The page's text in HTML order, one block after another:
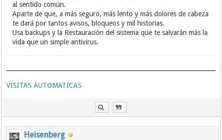
al sentido común.
Aparte de que, a más seguro, más lento y más dolores de cabeza
te dará por tantos avisos, bloqueos y mil historias.
Usa backups y la Restauración del sistema que te salvarán más la
vida que un simple antivirus.
VISITAS AUTOMATICAS
Heisenberg